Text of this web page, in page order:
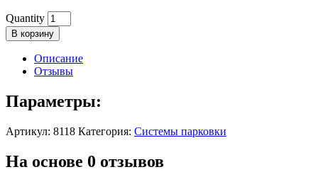
Quantity
В корзину
Описание
Отзывы
Параметры:
Артикул: 8118 Категория: Системы парковки
На основе 0 отзывов